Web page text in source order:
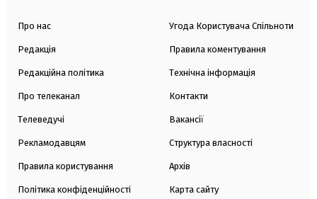
Про нас
Редакція
Редакційна політика
Про телеканал
Телеведучі
Рекламодавцям
Правила користування
Політика конфіденційності
Угода Користувача Спільноти
Правила коментування
Технічна інформація
Контакти
Вакансії
Структура власності
Архів
Карта сайту